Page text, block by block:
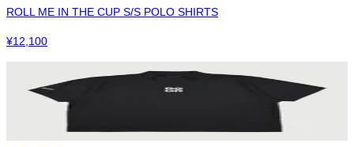
ROLL ME IN THE CUP S/S POLO SHIRTS
¥12,100